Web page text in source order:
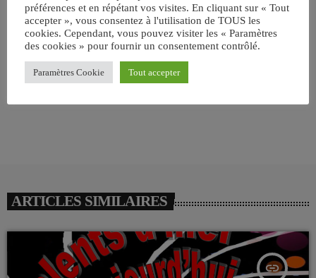
email
ARTICLES SIMILAIRES
insert_link
préférences et en répétant vos visites. En cliquant sur « Tout
accepter », vous consentez à l'utilisation de TOUS les
cookies. Cependant, vous pouvez visiter les « Paramètres
des cookies » pour fournir un consentement contrôlé.
Paramètres Cookie Tout accepter